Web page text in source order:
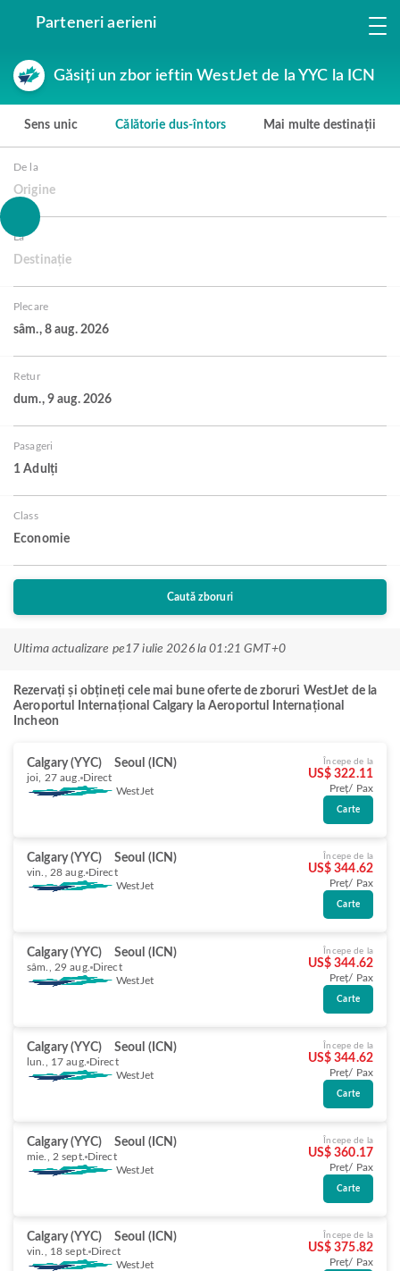
Parteneri aerieni
Găsiți un zbor ieftin WestJet de la YYC la ICN
Sens unic Călătorie dus-întors Mai multe destinații
De la
Origine
La
Destinație
Plecare
sâm., 8 aug. 2026
Retur
dum., 9 aug. 2026
Pasageri
1 Adulți
Class
Economie
Caută zboruri
Ultima actualizare pe17 iulie 2026 la 01:21 GMT+0
Rezervați și obțineți cele mai bune oferte de zboruri WestJet de la
Aeroportul Internațional Calgary la Aeroportul Internațional
Incheon
Calgary (YYC) Seoul (ICN)
joi, 27 aug. Direct
WestJet
Începe de la
US$ 322.11
Preț/ Pax
Carte
Calgary (YYC) Seoul (ICN)
vin., 28 aug. Direct
WestJet
Începe de la
US$ 344.62
Preț/ Pax
Carte
Calgary (YYC) Seoul (ICN)
sâm., 29 aug. Direct
WestJet
Începe de la
US$ 344.62
Preț/ Pax
Carte
Calgary (YYC) Seoul (ICN)
lun., 17 aug. Direct
WestJet
Începe de la
US$ 344.62
Preț/ Pax
Carte
Calgary (YYC) Seoul (ICN)
mie., 2 sept. Direct
WestJet
Începe de la
US$ 360.17
Preț/ Pax
Carte
Calgary (YYC) Seoul (ICN)
vin., 18 sept. Direct
WestJet
Începe de la
US$ 375.82
Preț/ Pax